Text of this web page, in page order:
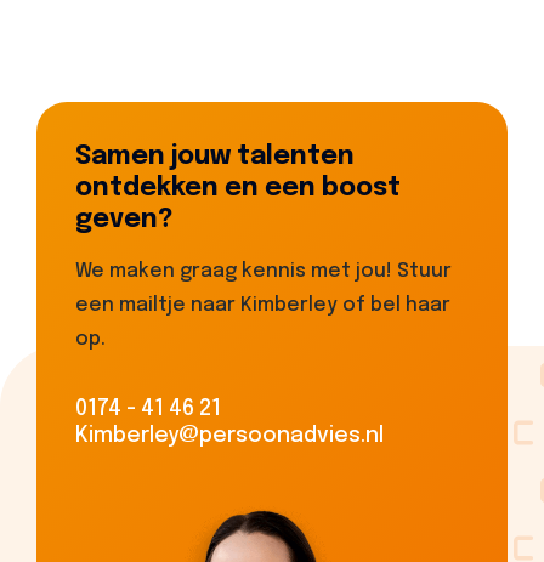
Samen jouw talenten
ontdekken en een boost
geven?
We maken graag kennis met jou! Stuur
een mailtje naar Kimberley of bel haar
op.
0174 - 41 46 21
Kimberley@persoonadvies.nl